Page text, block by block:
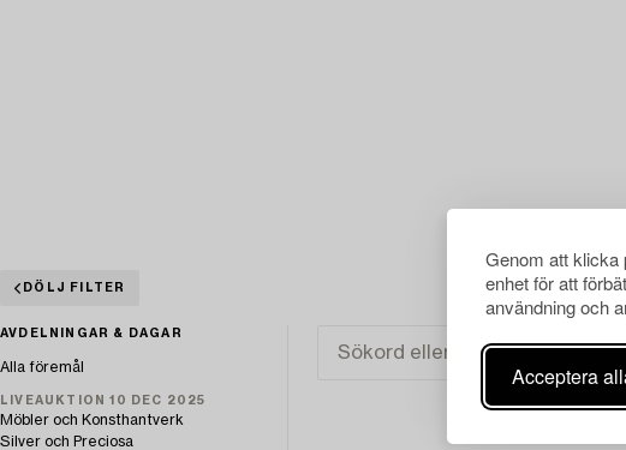
Genom att klicka
enhet för att
användning och
Acceptera
DÖLJ FILTER
AVDELNINGAR & DAGAR
Alla föremål
LIVEAUKTION 10 DEC 2025
Möbler och Konsthantverk
Silver och Preciosa